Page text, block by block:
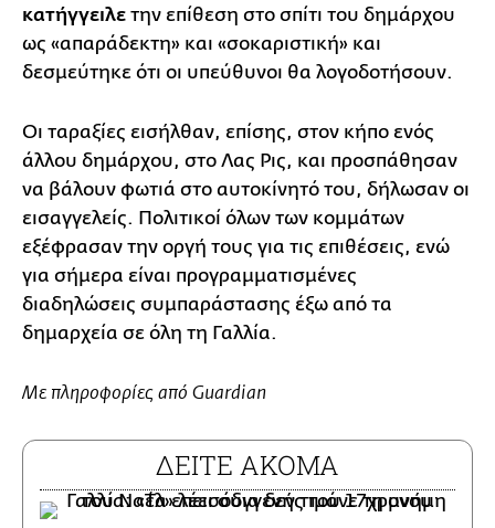
κατήγγειλε την επίθεση στο σπίτι του δημάρχου
ως «απαράδεκτη» και «σοκαριστική» και
δεσμεύτηκε ότι οι υπεύθυνοι θα λογοδοτήσουν.
Οι ταραξίες εισήλθαν, επίσης, στον κήπο ενός
άλλου δημάρχου, στο Λας Ρις, και προσπάθησαν
να βάλουν φωτιά στο αυτοκίνητό του, δήλωσαν οι
εισαγγελείς. Πολιτικοί όλων των κομμάτων
εξέφρασαν την οργή τους για τις επιθέσεις, ενώ
για σήμερα είναι προγραμματισμένες
διαδηλώσεις συμπαράστασης έξω από τα
δημαρχεία σε όλη τη Γαλλία.
Με πληροφορίες από Guardian
ΔΕΙΤΕ ΑΚΟΜΑ